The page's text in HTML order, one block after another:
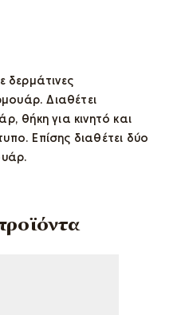
δερμάτινες
Διαθέτει
θήκη για κινητό και
Επίσης διαθέτει δύο